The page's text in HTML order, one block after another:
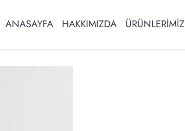
ANASAYFA HAKKIMIZDA ÜRÜNLERİMİZ